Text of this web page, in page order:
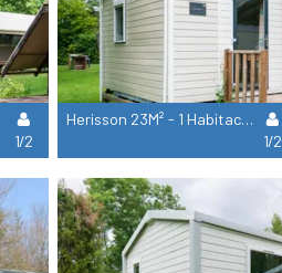
1/2
Herisson 23M² - 1 Habitación
1/2